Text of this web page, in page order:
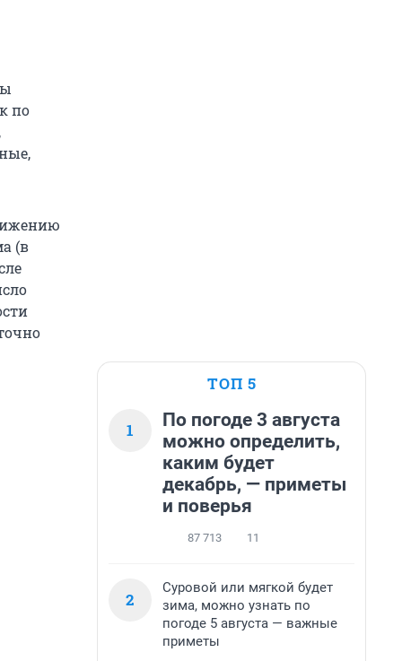
по
(в
ТОП 5
1
По погоде 3 августа
можно определить,
каким будет
декабрь, — приметы
и поверья
87 713 11
2
Суровой или мягкой будет
зима, можно узнать по
погоде 5 августа — важные
приметы